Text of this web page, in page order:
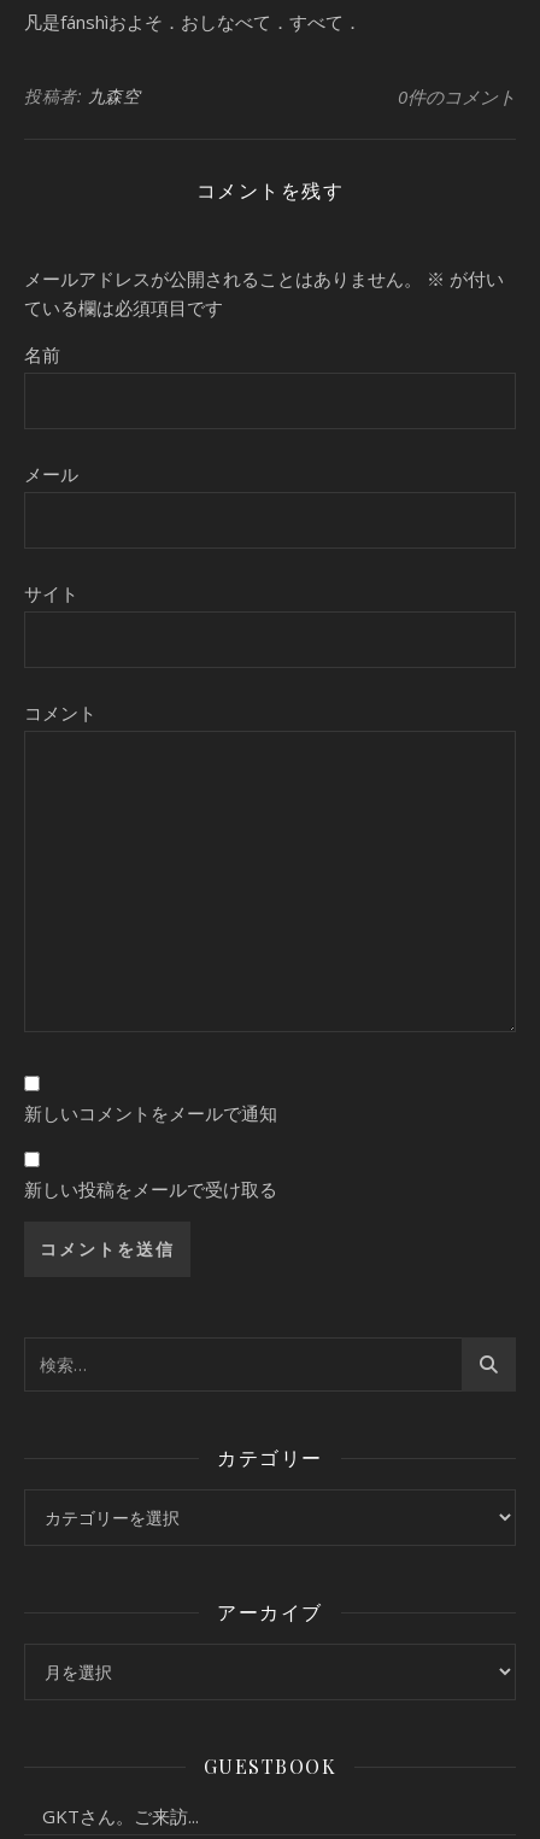
凡是fánshìおよそ．おしなべて．すべて．
投稿者: 九森空 0件のコメント
コメントを残す
メールアドレスが公開されることはありません。 ※ が付い
ている欄は必須項目です
名前
メール
サイト
コメント
新しいコメントをメールで通知
新しい投稿をメールで受け取る
カテゴリー
アーカイブ
GUESTBOOK
GKTさん。ご来訪...